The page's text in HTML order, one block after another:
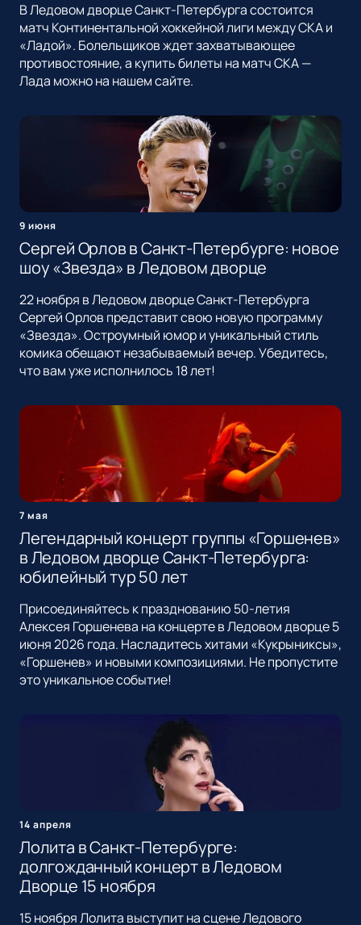
В Ледовом дворце Санкт-Петербурга состоится
матч Континентальной хоккейной лиги между СКА и
«Ладой». Болельщиков ждет захватывающее
противостояние, а купить билеты на матч СКА —
Лада можно на нашем сайте.
9 июня
Сергей Орлов в Санкт-Петербурге: новое
шоу «Звезда» в Ледовом дворце
22 ноября в Ледовом дворце Санкт-Петербурга
Сергей Орлов представит свою новую программу
«Звезда». Остроумный юмор и уникальный стиль
комика обещают незабываемый вечер. Убедитесь,
что вам уже исполнилось 18 лет!
7 мая
Легендарный концерт группы «Горшенев»
в Ледовом дворце Санкт-Петербурга:
юбилейный тур 50 лет
Присоединяйтесь к празднованию 50-летия
Алексея Горшенева на концерте в Ледовом дворце 5
июня 2026 года. Насладитесь хитами «Кукрыниксы»,
«Горшенев» и новыми композициями. Не пропустите
это уникальное событие!
14 апреля
Лолита в Санкт-Петербурге:
долгожданный концерт в Ледовом
Дворце 15 ноября
15 ноября Лолита выступит на сцене Ледового